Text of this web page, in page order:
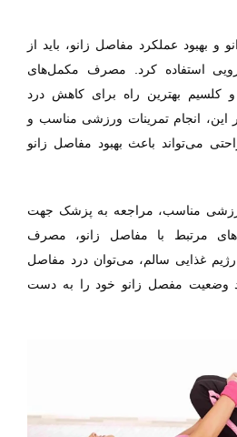
بهبود عملکرد مفاصل زانو، باید از
استفاده کرد. مصرف مکمل‌های
و کلسیم بهترین راه برای کاهش درد
این، انجام تمرینات ورزشی مناسب و
می‌تواند باعث بهبود مفاصل زانو
ورزشی مناسب، مراجعه به پزشک جهت
مرتبط با مفاصل زانو، مصرف
غذایی سالم، می‌توان درد مفاصل
وضعیت مفصل زانو خود را به دست